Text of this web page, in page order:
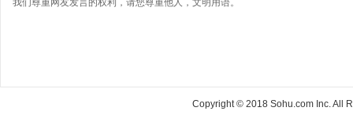
我们尊重网友发言的权利，请您尊重他人，文明用语。
Copyright © 2018 Sohu.com Inc. All